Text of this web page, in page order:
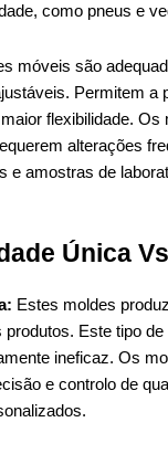
como pneus e
móveis são
Permitem
flexibilidade.
alterações
e amostras de
Única
Estes moldes
produtos. Este tipo
ineficaz. Os
e controlo de